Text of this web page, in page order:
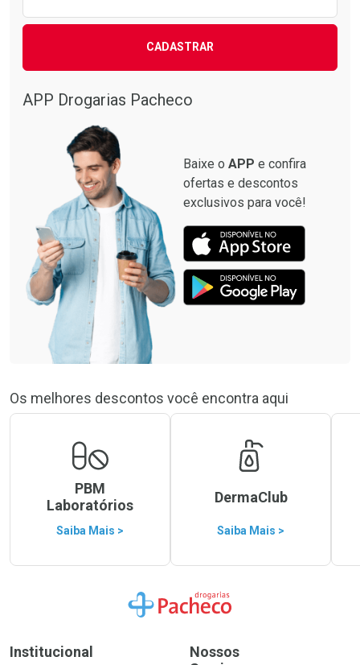
CADASTRAR
APP Drogarias Pacheco
Baixe o APP e confira
ofertas e descontos
exclusivos para você!
Os melhores descontos você encontra aqui
PBM
Laboratórios
Saiba Mais >
DermaClub
Saiba Mais >
Ir para a Home
Institucional
Nossos